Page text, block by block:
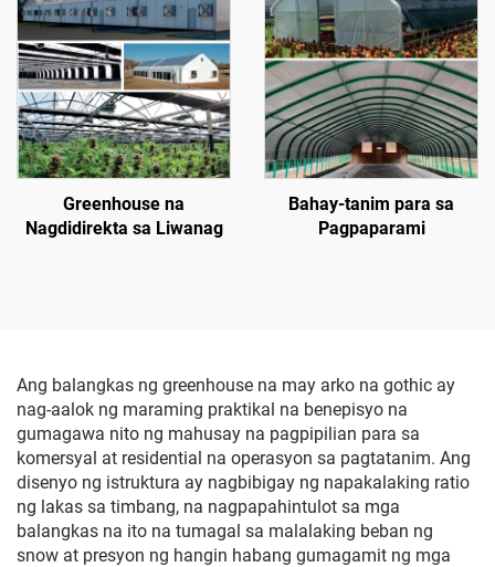
Greenhouse na
Nagdidirekta sa Liwanag
Bahay-tanim para sa
Pagpaparami
Ang balangkas ng greenhouse na may arko na gothic ay
nag-aalok ng maraming praktikal na benepisyo na
gumagawa nito ng mahusay na pagpipilian para sa
komersyal at residential na operasyon sa pagtatanim. Ang
disenyo ng istruktura ay nagbibigay ng napakalaking ratio
ng lakas sa timbang, na nagpapahintulot sa mga
balangkas na ito na tumagal sa malalaking beban ng
snow at presyon ng hangin habang gumagamit ng mga